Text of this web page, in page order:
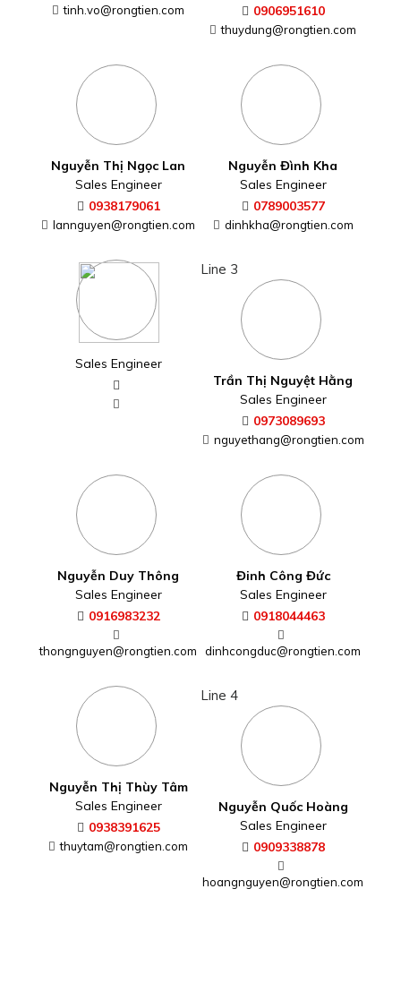
tinh.vo@rongtien.com 0906951610
thuydung@rongtien.com
Nguyễn Thị Ngọc Lan
Sales Engineer
0938179061
lannguyen@rongtien.com
Nguyễn Đình Kha
Sales Engineer
0789003577
dinhkha@rongtien.com
Sales Engineer
Line 3
Trần Thị Nguyệt Hằng
Sales Engineer
0973089693
nguyethang@rongtien.com
Nguyễn Duy Thông
Sales Engineer
0916983232
thongnguyen@rongtien.com
Đinh Công Đức
Sales Engineer
0918044463
dinhcongduc@rongtien.com
Nguyễn Thị Thùy Tâm
Sales Engineer
0938391625
thuytam@rongtien.com
Line 4
Nguyễn Quốc Hoàng
Sales Engineer
0909338878
hoangnguyen@rongtien.com